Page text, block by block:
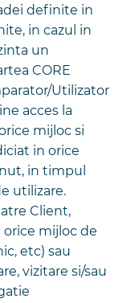
definite in
in cazul in
un
CORE
Utilizator
acces la
mijloc si
in orice
in timpul
utilizare.
Client,
mijloc de
etc) sau
vizitare si/sau